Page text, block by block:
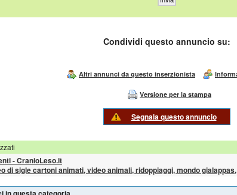
Condividi questo annuncio su:
Altri annunci da questo inserzionista
Versione per la stampa
Segnala questo annuncio
- CranioLeso.it
di sigle cartoni animati, video animali, ridoppiaggi, mondo